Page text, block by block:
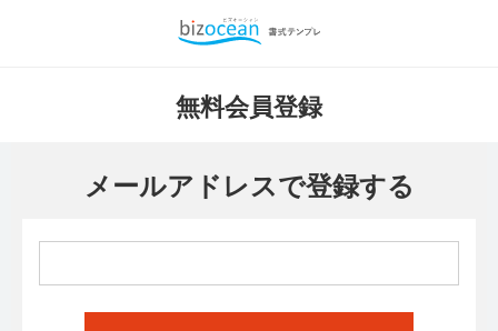
無料会員登録
メールアドレスで登録する